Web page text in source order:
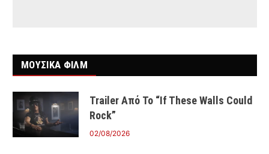
ΜΟΥΣΙΚΑ ΦΙΛΜ
Trailer Από Το “If These Walls Could
Rock”
02/08/2026